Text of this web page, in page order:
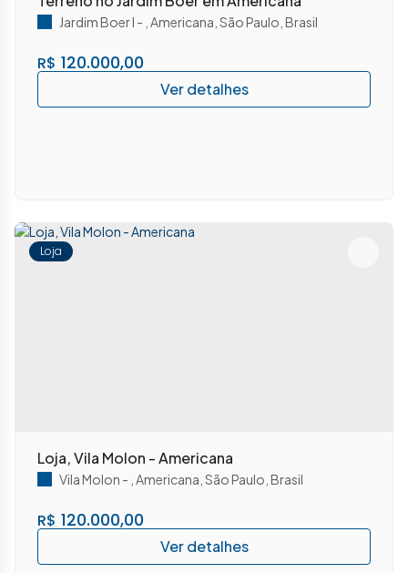
R$ 120.000,00
Jardim Boer I Americana São Paulo Brasil
Loja
Loja, Vila Molon - Americana
R$ 120.000,00
Vila Molon Americana São Paulo Brasil